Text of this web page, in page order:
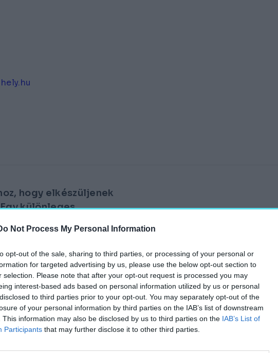
Not Process My Personal Information
opt-out of the sale, sharing to third parties, or processing of your personal or
for targeted advertising by us, please use the below opt-out section to
selection. Please note that after your opt-out request is processed you may
interest-based ads based on personal information utilized by us or personal
to third parties prior to your opt-out. You may separately opt-out of the
of your personal information by third parties on the IAB’s list of downstream
This information may also be disclosed by us to third parties on the IAB’s List of
Participants that may further disclose it to other third parties.
hely.hu
hogy elkészüljenek
különleges
világhírű bazilika
egy
a Henkel Loctite
használtak fel a
Família
a gyakorlatban